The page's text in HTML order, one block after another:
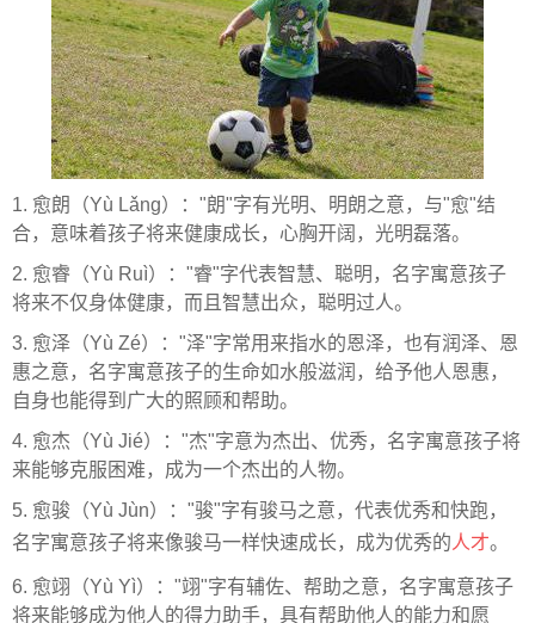
1. 愈朗（Yù Lǎng）："朗"字有光明、明朗之意，与"愈"结
合，意味着孩子将来健康成长，心胸开阔，光明磊落。
2. 愈睿（Yù Ruì）："睿"字代表智慧、聪明，名字寓意孩子
将来不仅身体健康，而且智慧出众，聪明过人。
3. 愈泽（Yù Zé）："泽"字常用来指水的恩泽，也有润泽、恩
惠之意，名字寓意孩子的生命如水般滋润，给予他人恩惠，
自身也能得到广大的照顾和帮助。
4. 愈杰（Yù Jié）："杰"字意为杰出、优秀，名字寓意孩子将
来能够克服困难，成为一个杰出的人物。
5. 愈骏（Yù Jùn）："骏"字有骏马之意，代表优秀和快跑，
名字寓意孩子将来像骏马一样快速成长，成为优秀的人才。
6. 愈翊（Yù Yì）："翊"字有辅佐、帮助之意，名字寓意孩子
将来能够成为他人的得力助手，具有帮助他人的能力和愿